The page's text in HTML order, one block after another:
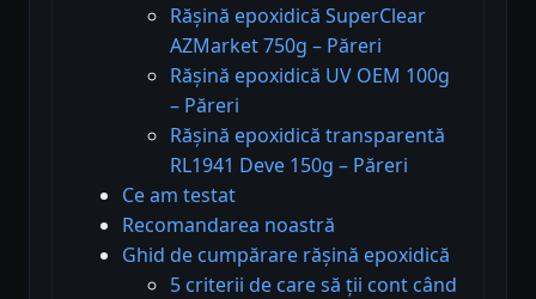
Rășină epoxidică SuperClear
AZMarket 750g – Păreri
Rășină epoxidică UV OEM 100g
– Păreri
Rășină epoxidică transparentă
RL1941 Deve 150g – Păreri
Ce am testat
Recomandarea noastră
Ghid de cumpărare rășină epoxidică
5 criterii de care să ții cont când